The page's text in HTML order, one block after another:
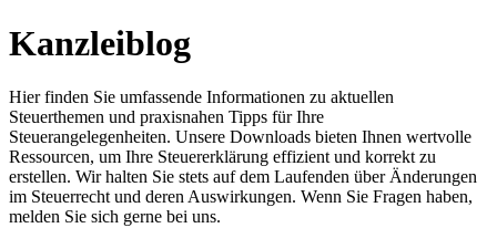
Kanzleiblog
Hier finden Sie umfassende Informationen zu aktuellen
Steuerthemen und praxisnahen Tipps für Ihre
Steuerangelegenheiten. Unsere Downloads bieten Ihnen wertvolle
Ressourcen, um Ihre Steuererklärung effizient und korrekt zu
erstellen. Wir halten Sie stets auf dem Laufenden über Änderungen
im Steuerrecht und deren Auswirkungen. Wenn Sie Fragen haben,
melden Sie sich gerne bei uns.